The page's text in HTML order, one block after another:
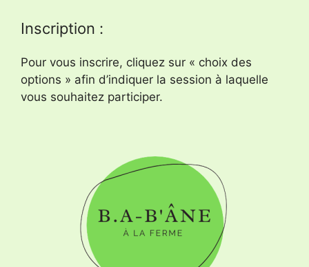
Inscription :
Pour vous inscrire, cliquez sur « choix des
options » afin d’indiquer la session à laquelle
vous souhaitez participer.